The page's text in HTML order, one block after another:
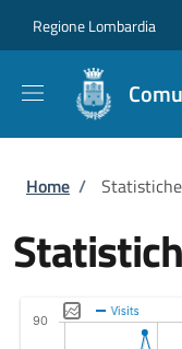
Regione Lombardia
Briciole
Home /